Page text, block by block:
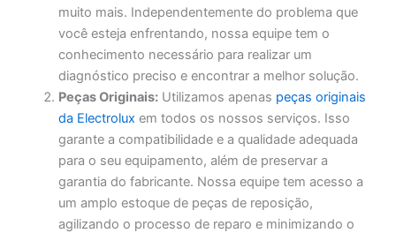
muito mais. Independentemente do problema que
você esteja enfrentando, nossa equipe tem o
conhecimento necessário para realizar um
diagnóstico preciso e encontrar a melhor solução.
Peças Originais: Utilizamos apenas peças originais
da Electrolux em todos os nossos serviços. Isso
garante a compatibilidade e a qualidade adequada
para o seu equipamento, além de preservar a
garantia do fabricante. Nossa equipe tem acesso a
um amplo estoque de peças de reposição,
agilizando o processo de reparo e minimizando o